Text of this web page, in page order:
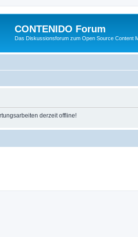
CONTENIDO Forum
Das Diskussionsforum zum Open Source Content
derzeit offline!